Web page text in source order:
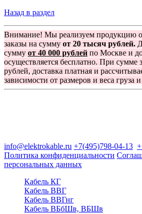
Назад в раздел
Внимание! Мы реализуем продукцию
заказы на сумму от 20 тысяч рублей.
сумму от 40 000 рублей по Москве и
осуществляется бесплатно. При сумме
рублей, доставка платная и
зависимости от размеров и веса груза
info@elektrokable.ru +7(495)798-04-13
Политика конфиденциальности
персональных данных
Кабель КГ
Кабель ВВГ
Кабель ВВГнг
Кабель ВБбШв, ВБШв